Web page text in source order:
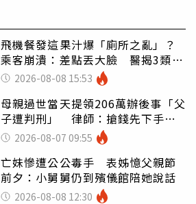
飛機餐發這果汁爆「廁所之亂」？
乘客崩潰：差點丟大臉 醫揭3類人
別亂喝
2026-08-08 15:53
母親過世當天提領206萬辦後事「父
子遭判刑」 律師：搶錢先下手是
罪 2026-08-07 09:55
亡妹慘遭公公毒手 表姊憶父親節
前夕：小舅舅仍到殯儀館陪她說話
2026-08-08 12:30